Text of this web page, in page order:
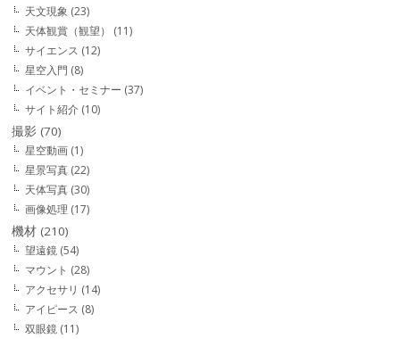
天文現象 (23)
天体観賞（観望）
(11)
サイエンス (12)
星空入門 (8)
イベント・セミナー (37)
サイト紹介 (10)
撮影 (70)
星空動画 (1)
星景写真 (22)
天体写真 (30)
画像処理 (17)
機材 (210)
望遠鏡 (54)
マウント (28)
アクセサリ (14)
アイピース (8)
双眼鏡 (11)